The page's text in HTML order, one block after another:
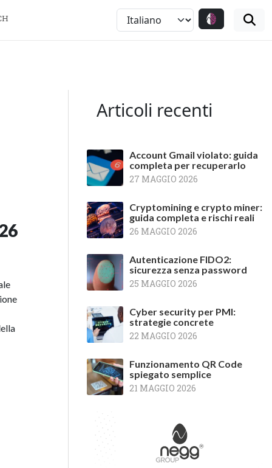
Articoli recenti
Account Gmail violato: guida
completa per recuperarlo
27 MAGGIO 2026
Cryptomining e crypto miner:
guida completa e rischi reali
26 MAGGIO 2026
Autenticazione FIDO2:
sicurezza senza password
25 MAGGIO 2026
Cyber security per PMI:
strategie concrete
22 MAGGIO 2026
Funzionamento QR Code
spiegato semplice
21 MAGGIO 2026